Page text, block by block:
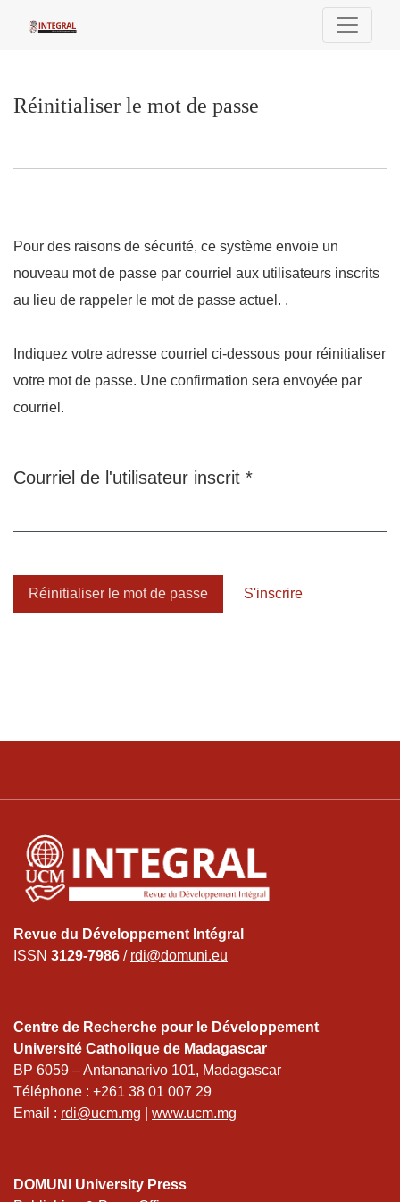
Réinitialiser le mot de passe
Pour des raisons de sécurité, ce système envoie un
nouveau mot de passe par courriel aux utilisateurs inscrits
au lieu de rappeler le mot de passe actuel. .
Indiquez votre adresse courriel ci-dessous pour réinitialiser
votre mot de passe. Une confirmation sera envoyée par
courriel.
Courriel de l'utilisateur inscrit *Obligatoire
Réinitialiser le mot de passe S'inscrire
Revue du Développement Intégral
ISSN 3129-7986 / rdi@domuni.eu
Centre de Recherche pour le Développement
Université Catholique de Madagascar
BP 6059 – Antananarivo 101, Madagascar
Téléphone : +261 38 01 007 29
Email : rdi@ucm.mg www.ucm.mg
DOMUNI University Press